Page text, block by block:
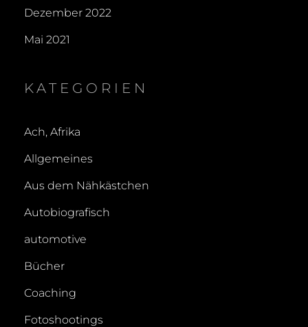
Dezember 2022
Mai 2021
KATEGORIEN
Ach, Afrika
Allgemeines
Aus dem Nähkästchen
Autobiografisch
automotive
Bücher
Coaching
Fotoshootings